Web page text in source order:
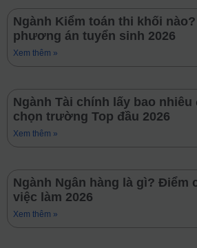
Ngành Kiểm toán thi khối
phương án tuyển sinh 2026
Xem thêm »
Ngành Tài chính lấy bao
chọn trường Top đầu 2026
Xem thêm »
Ngành Ngân hàng là gì? Điểm
việc làm 2026
Xem thêm »